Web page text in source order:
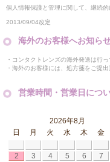
個人情報保護と管理に関して、継続
2013/09/04改定
海外のお客様へお知ら
・コンタクトレンズの海外発送は行っ
・海外のお客様には、処方箋をご提
営業時間・営業日につ
2026年8月
日
月 火 水 木 金
2
3 4 5 6 7